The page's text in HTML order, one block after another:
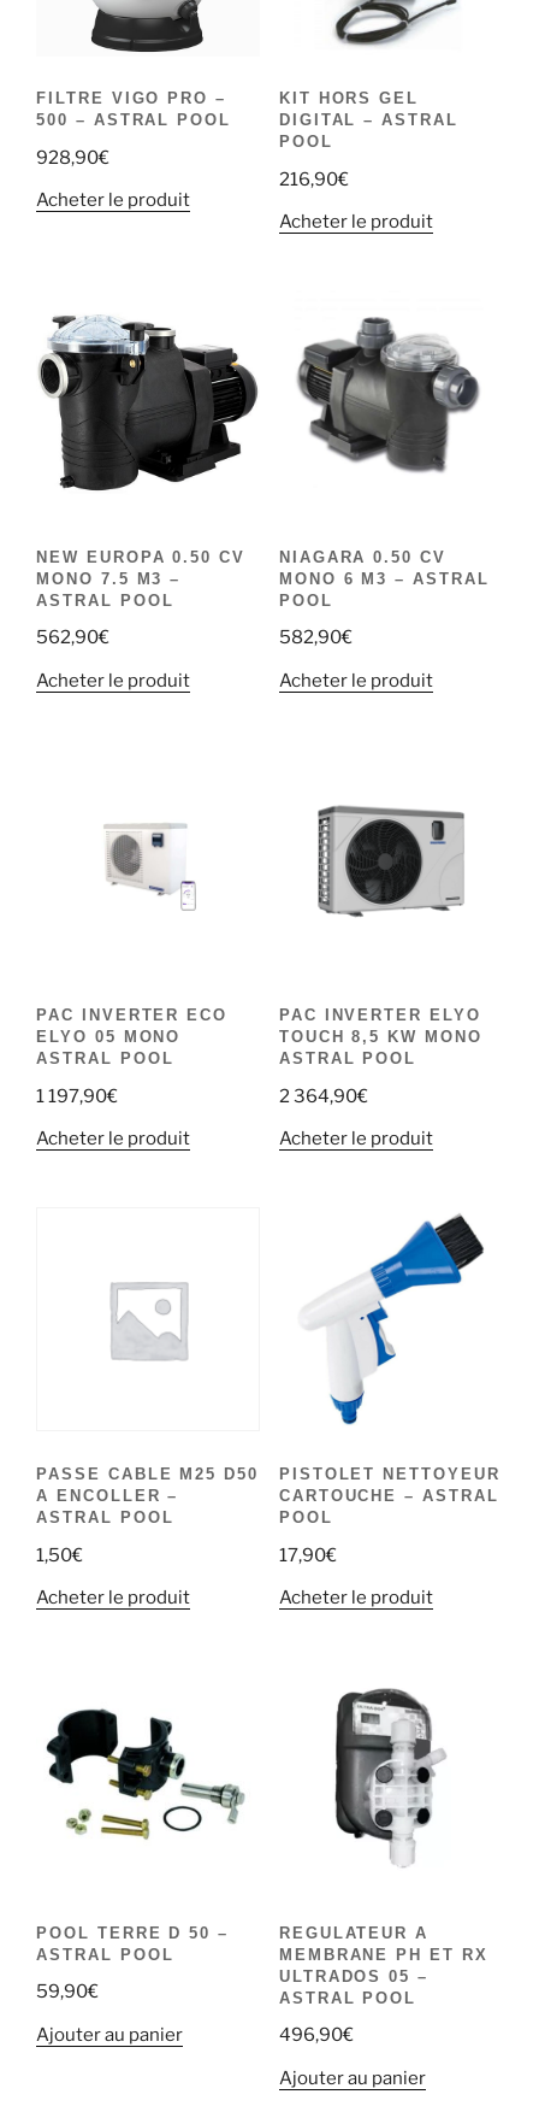
FILTRE VIGO PRO –
500 – ASTRAL POOL
928,90€
Acheter le produit
KIT HORS GEL
DIGITAL – ASTRAL
POOL
216,90€
Acheter le produit
NEW EUROPA 0.50 CV
MONO 7.5 M3 –
ASTRAL POOL
562,90€
Acheter le produit
NIAGARA 0.50 CV
MONO 6 M3 – ASTRAL
POOL
582,90€
Acheter le produit
PAC INVERTER ECO
ELYO 05 MONO
ASTRAL POOL
1 197,90€
Acheter le produit
PAC INVERTER ELYO
TOUCH 8,5 KW MONO
ASTRAL POOL
2 364,90€
Acheter le produit
PASSE CABLE M25 D50
A ENCOLLER –
ASTRAL POOL
1,50€
Acheter le produit
PISTOLET NETTOYEUR
CARTOUCHE – ASTRAL
POOL
17,90€
Acheter le produit
POOL TERRE D 50 –
ASTRAL POOL
59,90€
Ajouter au panier
REGULATEUR A
MEMBRANE PH ET RX
ULTRADOS 05 –
ASTRAL POOL
496,90€
Ajouter au panier